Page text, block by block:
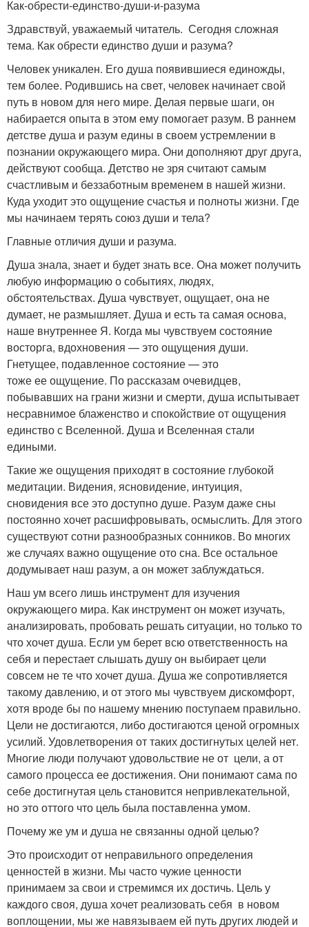
Как-обрести-единство-души-и-разума
Здравствуй, уважаемый читатель. Сегодня сложная
тема. Как обрести единство души и разума?
Человек уникален. Его душа появившиеся единожды,
тем более. Родившись на свет, человек начинает свой
путь в новом для него мире. Делая первые шаги, он
набирается опыта в этом ему помогает разум. В раннем
детстве душа и разум едины в своем устремлении в
познании окружающего мира. Они дополняют друг друга,
действуют сообща. Детство не зря считают самым
счастливым и беззаботным временем в нашей жизни.
Куда уходит это ощущение счастья и полноты жизни. Где
мы начинаем терять союз души и тела?
Главные отличия души и разума.
Душа знала, знает и будет знать все. Она может получить
любую информацию о событиях, людях,
обстоятельствах. Душа чувствует, ощущает, она не
думает, не размышляет. Душа и есть та самая основа,
наше внутреннее Я. Когда мы чувствуем состояние
восторга, вдохновения — это ощущения души.
Гнетущее, подавленное состояние — это
тоже ее ощущение. По рассказам очевидцев,
побывавших на грани жизни и смерти, душа испытывает
несравнимое блаженство и спокойствие от ощущения
единство с Вселенной. Душа и Вселенная стали
едиными.
Такие же ощущения приходят в состояние глубокой
медитации. Видения, ясновидение, интуиция,
сновидения все это доступно душе. Разум даже сны
постоянно хочет расшифровывать, осмыслить. Для этого
существуют сотни разнообразных сонников. Во многих
же случаях важно ощущение ото сна. Все остальное
додумывает наш разум, а он может заблуждаться.
Наш ум всего лишь инструмент для изучения
окружающего мира. Как инструмент он может изучать,
анализировать, пробовать решать ситуации, но только то
что хочет душа. Если ум берет всю ответственность на
себя и перестает слышать душу он выбирает цели
совсем не те что хочет душа. Душа же сопротивляется
такому давлению, и от этого мы чувствуем дискомфорт,
хотя вроде бы по нашему мнению поступаем правильно.
Цели не достигаются, либо достигаются ценой огромных
усилий. Удовлетворения от таких достигнутых целей нет.
Многие люди получают удовольствие не от цели, а от
самого процесса ее достижения. Они понимают сама по
себе достигнутая цель становится непривлекательной,
но это оттого что цель была поставленна умом.
Почему же ум и душа не связанны одной целью?
Это происходит от неправильного определения
ценностей в жизни. Мы часто чужие ценности
принимаем за свои и стремимся их достичь. Цель у
каждого своя, душа хочет реализовать себя в новом
воплощении, мы же навязываем ей путь других людей и